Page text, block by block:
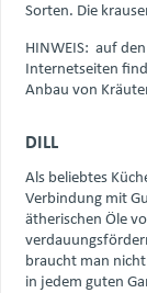
Sorten. Die
HINWEIS: auf
Internetseiten
Anbau von
DILL
Als beliebtes
Verbindung mit
ätherischen Öle
braucht man
in jedem guten